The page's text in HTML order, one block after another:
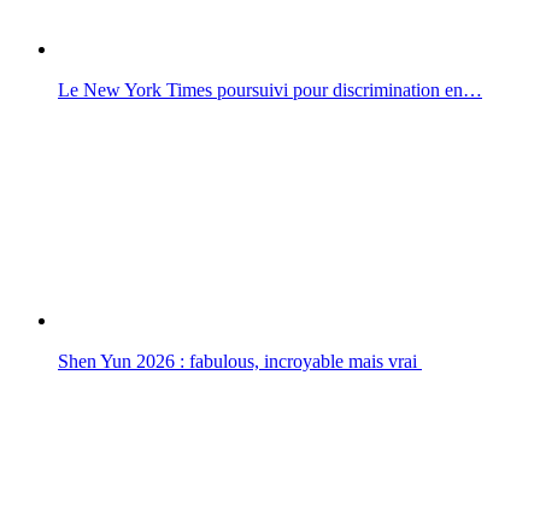
Le New York Times poursuivi pour discrimination en…
Shen Yun 2026 : fabulous, incroyable mais vrai